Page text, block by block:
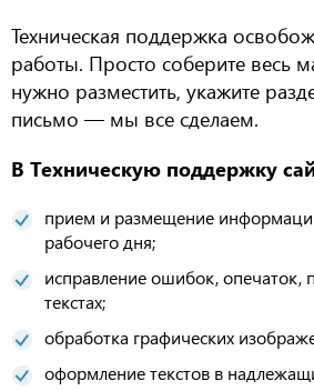
Техническая поддержка
работы. Просто соберите весь
нужно разместить, укажите
письмо — мы все сделаем.
В Техническую поддержку
прием и размещение
рабочего дня;
исправление ошибок, опечаток,
текстах;
обработка графических
оформление текстов в